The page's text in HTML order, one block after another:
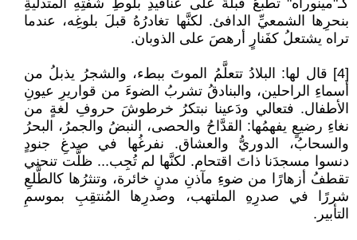
كـ"مينوراه" تطبعُ قبلةً على عناقيدِ بلوطِ شفتِهِ المتدلّيةِ
بنحرِها الشمعيِّ الدافئ. لكنَّها تغادرُهُ قبلَ بلوغِه، عندما
تراه يشتعلُ كفَنارٍ أرهصَ على الذوبان.
[4] قال لها: البلادُ تتعلَّمُ الموتَ ببطء، والشجرُ يذبلُ من
أسماءِ الراحلين، والبنادقُ تشربُ الضوءَ من قواريرِ عيونِ
الأطفال. فتعالي ودَعينا نبتكرُ خرطوشَ حروفِ لغةٍ من
نغاءِ رضيعٍ يفهمُها: القدَّاحُ والحصى، النبضُ والجمرُ، البحرُ
والسحابُ، الدوريُّ والعشاق. نفرغُها في صدغِ جنودٍ
دنسوا مسجدَنا ذاتَ اقتحام. لكنَّها لم تُجِب... ظلَّت تنحني
تقطفُ أزهارًا من ضوءِ مآذنِ مدنٍ خائرة، وتنثرُها كالطَّلعِ
شررًا في صدرِهِ الملتهب، وصدرِها المُنتقِبِ بموسمِ
التأبير.